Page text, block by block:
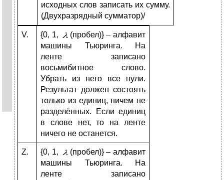
исходных слов записать их сумму.
(Двухразрядный сумматор)/
V. {0, 1,
(пробел)} – алфавит
машины Тьюринга. На
ленте записано
восьмибитное слово.
Убрать из него все нули.
Результат должен состоять
только из единиц, ничем не
разделённых. Если единиц
в слове нет, то на ленте
ничего не останется.
Z. {0, 1,
(пробел)} – алфавит
машины Тьюринга. На
ленте записано